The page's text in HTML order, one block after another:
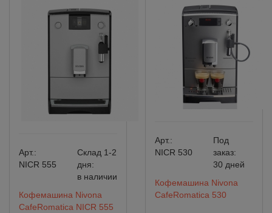
Арт.:
NICR 555
Склад 1-2
дня:
в наличии
Кофемашина Nivona
CafeRomatica NICR 555
Арт.:
NICR 530
Под
заказ:
30 дней
Кофемашина Nivona
CafeRomatica 530